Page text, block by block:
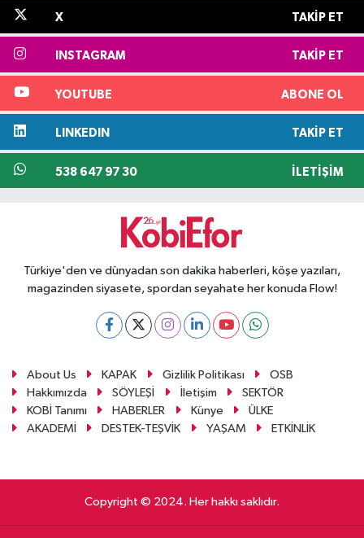
X TAKIP ET
INSTAGRAM TAKIP ET
YOUTUBE ABONE OL
LINKEDIN TAKIP ET
538 647 97 30 İLETIŞIM
Türkiye'den ve dünyadan son dakika haberleri, köşe yazıları,
magazinden siyasete, spordan seyahate her konuda Flow!
About Us KAPAK Gizlilik Politikası
OSB
Hakkımızda
SÖYLEŞİ İletişim
SEKTÖR
KOBİ Tanımı
HABERLER Künye
ÜLKE
AKADEMİ
DESTEK-TEŞVİK YAŞAM ETKİNLİK
Copyright © 2024. Her hakkı saklıdır.